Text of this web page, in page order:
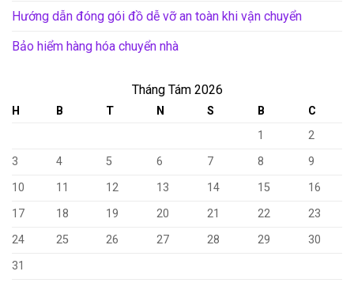
Hướng dẫn đóng gói đồ dễ vỡ an toàn khi vận chuyển
Bảo hiểm hàng hóa chuyển nhà
Tháng Tám 2026
H B T N S B
C
1
2
3
4 5 6 7 8
9
10
11 12 13 14 15
16
17
18 19 20 21 22
23
24
25 26 27 28 29
30
31